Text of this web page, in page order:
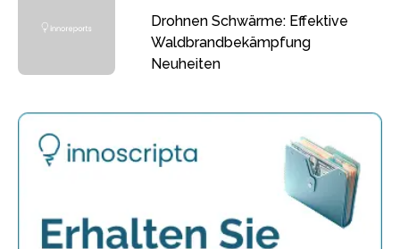
Drohnen Schwärme: Effektive
Waldbrandbekämpfung
Neuheiten